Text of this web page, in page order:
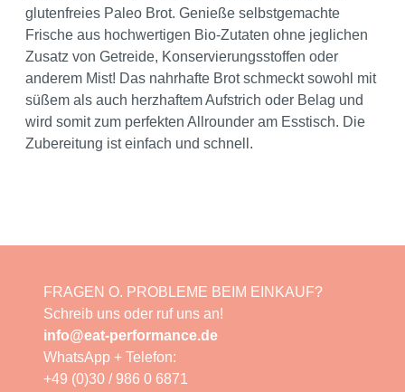
glutenfreies Paleo Brot. Genieße selbstgemachte
Frische aus hochwertigen Bio-Zutaten ohne jeglichen
Zusatz von Getreide, Konservierungsstoffen oder
anderem Mist! Das nahrhafte Brot schmeckt sowohl mit
süßem als auch herzhaftem Aufstrich oder Belag und
wird somit zum perfekten Allrounder am Esstisch. Die
Zubereitung ist einfach und schnell.
FRAGEN O. PROBLEME BEIM EINKAUF?
Schreib uns oder ruf uns an!
info@eat-performance.de
WhatsApp + Telefon:
+49 (0)30 / 986 0 6871